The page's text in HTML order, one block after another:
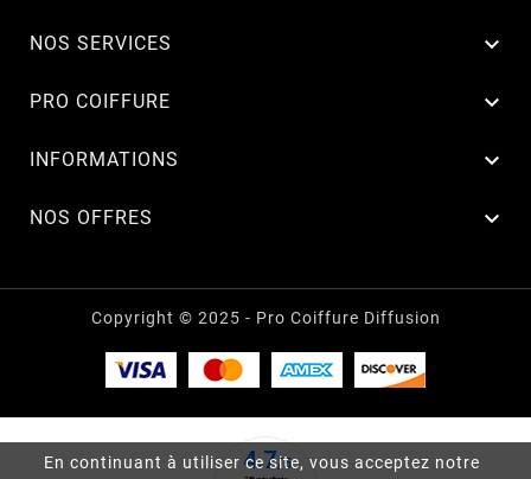
En continuant à utiliser ce site, vous acceptez notre
NOS SERVICES 
PRO COIFFURE 
INFORMATIONS 
NOS OFFRES 
Copyright © 2025 - Pro Coiffure Diffusion